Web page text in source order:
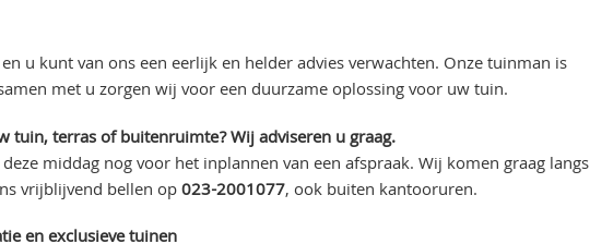
u kunt van ons een eerlijk en helder advies verwachten. Onze tuinman is
met u zorgen wij voor een duurzame oplossing voor uw tuin.
tuin, terras of buitenruimte? Wij adviseren u graag.
middag nog voor het inplannen van een afspraak. Wij komen graag langs
vrijblijvend bellen op023-2001077, ook buiten kantooruren.